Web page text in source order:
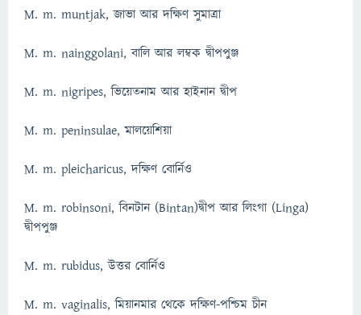
M. m. muntjak, জাভা আর দক্ষিণ সুমাত্ৰা
M. m. nainggolani, বালি আর লম্বক দ্বীপপুঞ্জ
M. m. nigripes, ভিয়েতনাম আর হাইনান দ্বীপ
M. m. peninsulae, মালয়েশিয়া
M. m. pleicharicus, দক্ষিণ বোর্নিও
M. m. robinsoni, বিনটান (Bintan)দ্বীপ আর লিংগা (Linga)
দ্বীপপুঞ্জ
M. m. rubidus, উত্তর বোর্নিও
M. m. vaginalis, মিয়ানমার থেকে দক্ষিণ-পশ্চিম চীন